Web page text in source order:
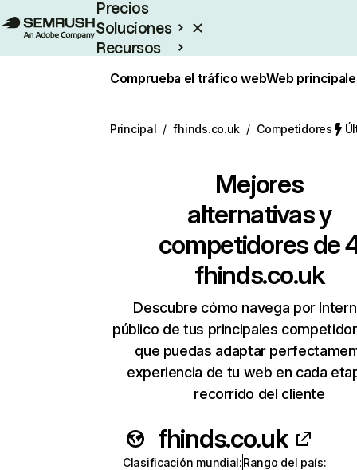
Precios
Soluciones
Recursos
Comprueba el tráfico webWeb
Principal / fhinds.co.uk / Competidores
Mejores
alternativas y
competidores de
fhinds.co.uk
Descubre cómo navega por
público de tus principales
que puedas adaptar
experiencia de tu web en cada
recorrido del cliente
fhinds.co.uk
Clasificación mundial:Rango del país: